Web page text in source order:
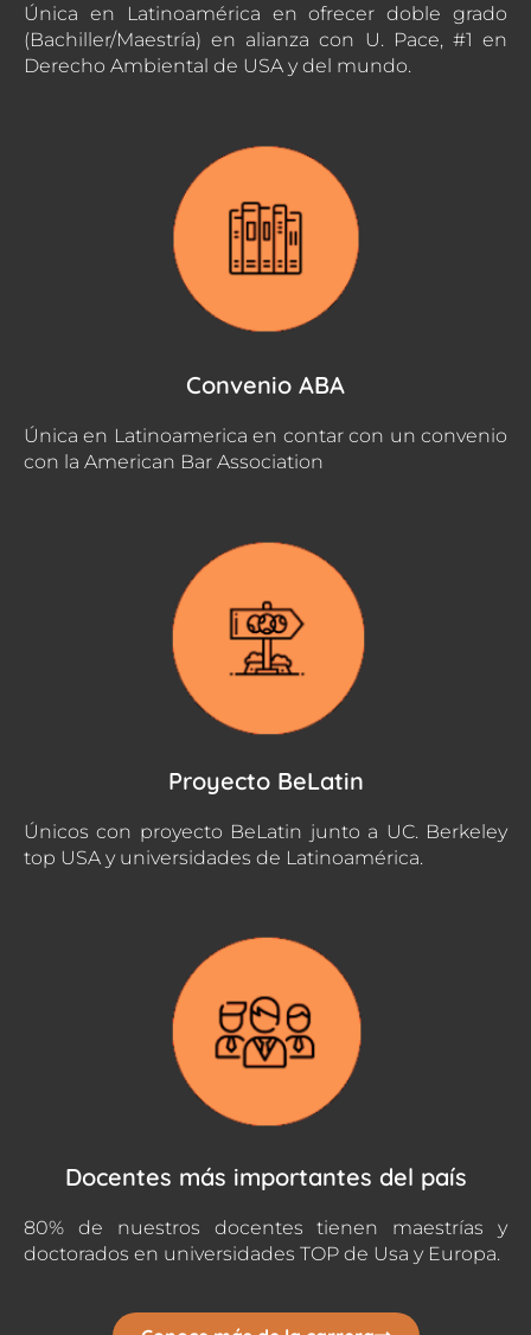
Única en Latinoamérica en ofrecer doble grado
(Bachiller/Maestría) en alianza con U. Pace, #1 en
Derecho Ambiental de USA y del mundo.
Convenio ABA
Única en Latinoamerica en contar con un convenio
con la American Bar Association
Proyecto BeLatin
Únicos con proyecto BeLatin junto a UC. Berkeley
top USA y universidades de Latinoamérica.
Docentes más importantes del país
80% de nuestros docentes tienen maestrías y
doctorados en universidades TOP de Usa y Europa.